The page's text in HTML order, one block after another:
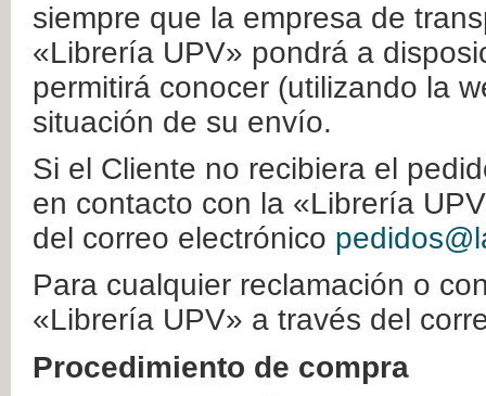
siempre que la empresa de
«Librería UPV» pondrá a
permitirá conocer (utilizando la
situación de su envío.
Si el Cliente no recibiera el
en contacto con la «Librería
del correo electrónico
Para cualquier reclamación o
«Librería UPV» a través del
Procedimiento de compra